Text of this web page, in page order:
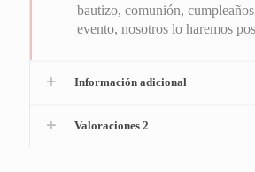
bautizo, comunión,
evento, nosotros lo haremos
Información adicional
Valoraciones 2